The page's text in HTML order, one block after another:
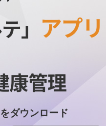
」 アプリ
康管理
ダウンロード